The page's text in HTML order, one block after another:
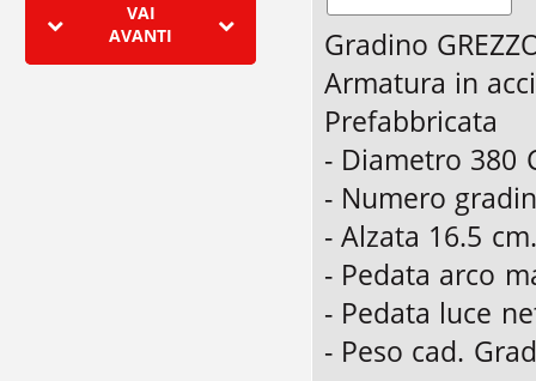
VAI
AVANTI
Gradino
Armatura in
Prefabbricata
- Diametro 380
- Numero
- Alzata 16.5 cm.
- Pedata arco
- Pedata luce
- Peso cad.